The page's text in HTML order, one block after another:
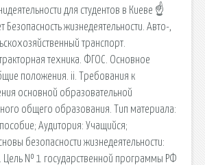
для студентов в Киеве ☝
Безопасность жизнедеятельности. Авто-,
транспорт.
техника. ФГОС. Основное
положения. ii. Требования к
основной образовательной
общего образования. Тип материала:
Аудитория: Учащийся;
безопасности жизнедеятельности:
№ 1 государственной программы РФ